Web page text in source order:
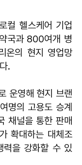
컬 헬스케어 기업
국과 800여개 병
온의 현지 영업망
.
운영해 현지 브랜
명의 고용도 승계
채널을 통한 판매
확대하는 대체조
력을 강화할 수 있